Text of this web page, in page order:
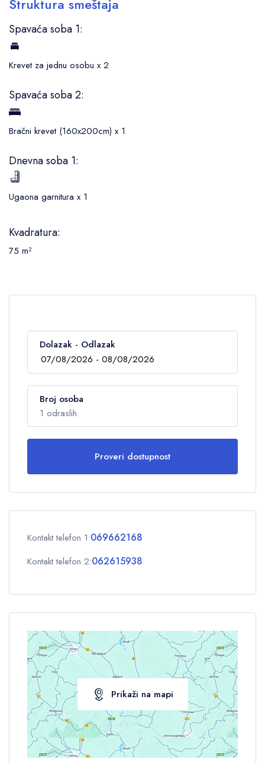
Struktura smeštaja
Spavaća soba 1:
Krevet za jednu osobu x 2
Spavaća soba 2:
Bračni krevet (160x200cm) x 1
Dnevna soba 1:
Ugaona garnitura x 1
Kvadratura:
75 m²
Dolazak - Odlazak
Broj osoba
1 odraslih
Odrasli 1
Deca 0
Proveri dostupnost
Kontakt telefon 1:069662168
Kontakt telefon 2:062615938
Prikaži na mapi